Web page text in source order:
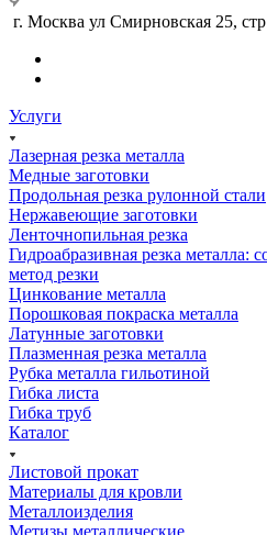
г. Москва ул Смирновская 25,
Услуги
Лазерная резка металла
Медные заготовки
Продольная резка рулонной стали
Нержавеющие заготовки
Ленточнопильная резка
Гидроабразивная резка
метод резки
Цинкование металла
Порошковая покраска металла
Латунные заготовки
Плазменная резка металла
Рубка металла гильотиной
Гибка листа
Гибка труб
Каталог
Листовой прокат
Материалы для кровли
Металлоизделия